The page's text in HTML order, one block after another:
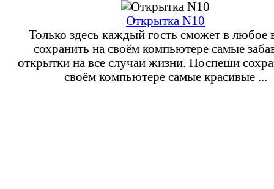
Открытка N10
Только здесь каждый гость сможет в любое
сохранить на своём компьютере самые
открытки на все случаи жизни. Поспеши
своём компьютере самые красивые ...